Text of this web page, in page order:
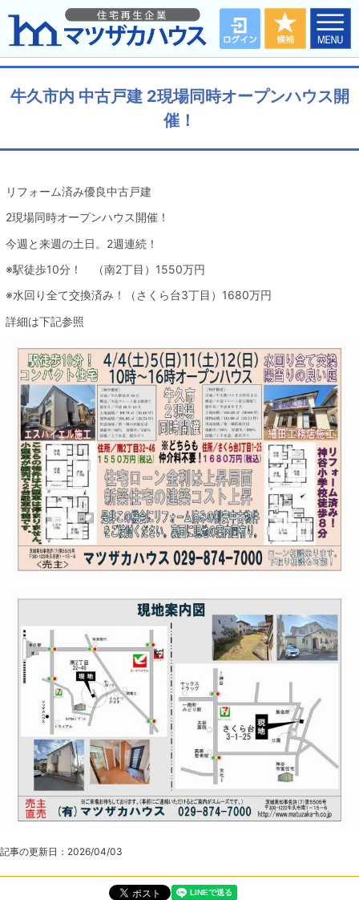
牛久市内 中古戸建 2現場同時オープンハウス開
催！
リフォーム済み優良中古戸建
2現場同時オープンハウス開催！
今週と来週の土日。2週連続！
※駅徒歩10分！ （南2丁目）1550万円
※水回り全て交換済み！（さくら台3丁目）1680万円
詳細は下記参照
記事の更新日： 2026/04/03